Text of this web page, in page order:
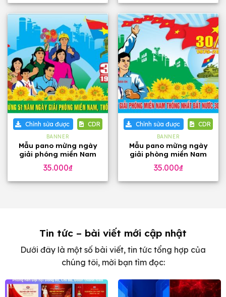
Chỉnh sửa được CDR
BANNER
Mẫu pano mừng ngày
giải phóng miền Nam
35.000₫
Chỉnh sửa được CDR
BANNER
Mẫu pano mừng ngày
giải phòng miền Nam
35.000₫
Tin tức – bài viết mới cập nhật
Dưới đây là một số bài viết, tin tức tổng hợp của
chúng tôi, mời bạn tìm đọc: